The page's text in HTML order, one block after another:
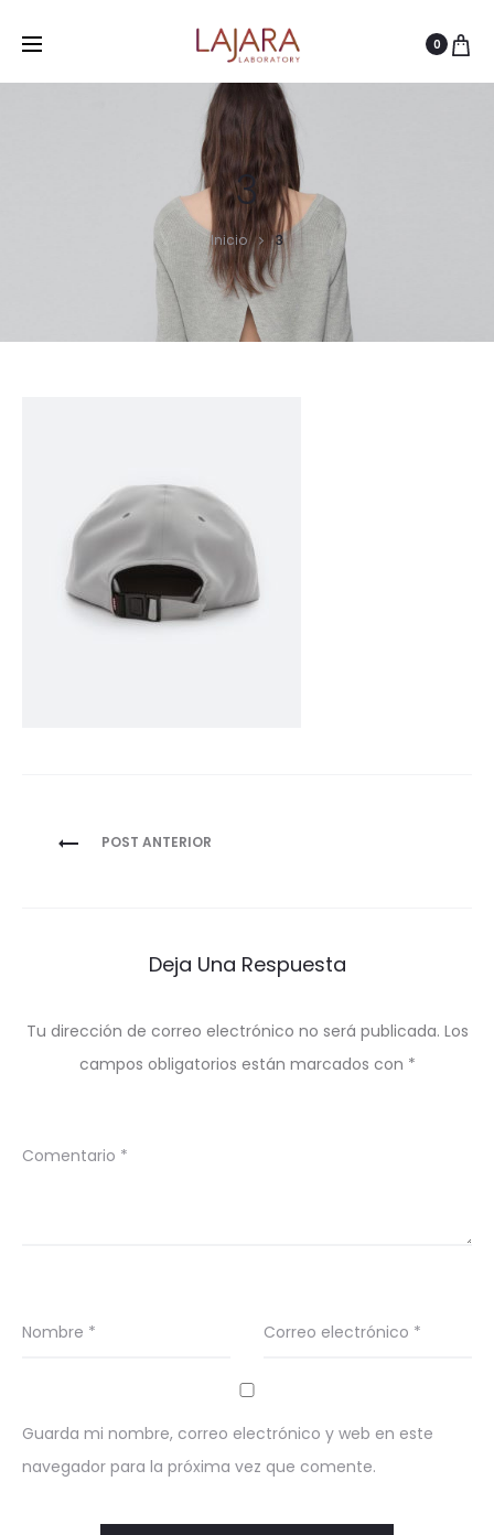
0
3
Inicio 3
Navegación
POST ANTERIOR
Deja Una Respuesta
Tu dirección de correo electrónico no será publicada. Los
campos obligatorios están marcados con *
Comentario *
Nombre * Correo electrónico *
Guarda mi nombre, correo electrónico y web en este
navegador para la próxima vez que comente.